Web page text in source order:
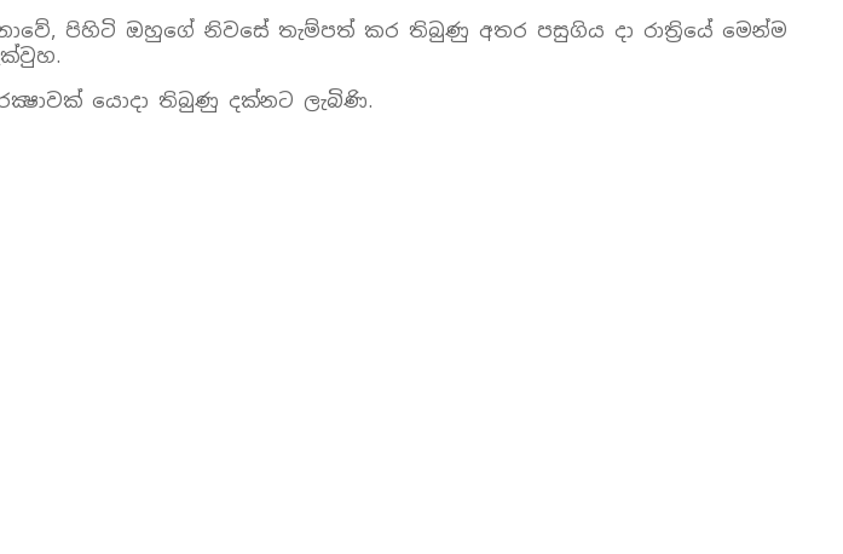
පිහිටි ඔහුගේ නිවසේ තැම්පත් කර තිබුණු අතර පසුගිය දා රාත්‍රියේ මෙන්ම
යොදා තිබුණු දක්නට ලැබිණි.